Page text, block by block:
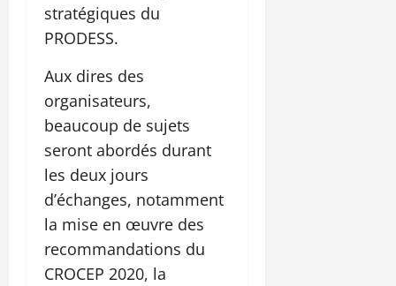
stratégiques du
PRODESS.
Aux dires des
organisateurs,
beaucoup de sujets
seront abordés durant
les deux jours
d’échanges, notamment
la mise en œuvre des
recommandations du
CROCEP 2020, la